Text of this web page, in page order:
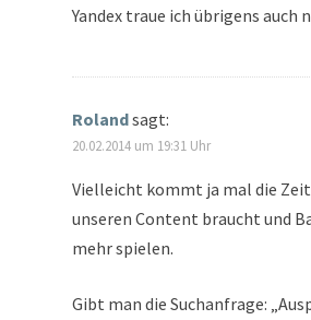
Yandex traue ich übrigens auch
Rolandsagt:
20.02.2014 um 19:31 Uhr
Vielleicht kommt ja mal die
unseren Content braucht und
mehr spielen.
Gibt man die Suchanfrage: